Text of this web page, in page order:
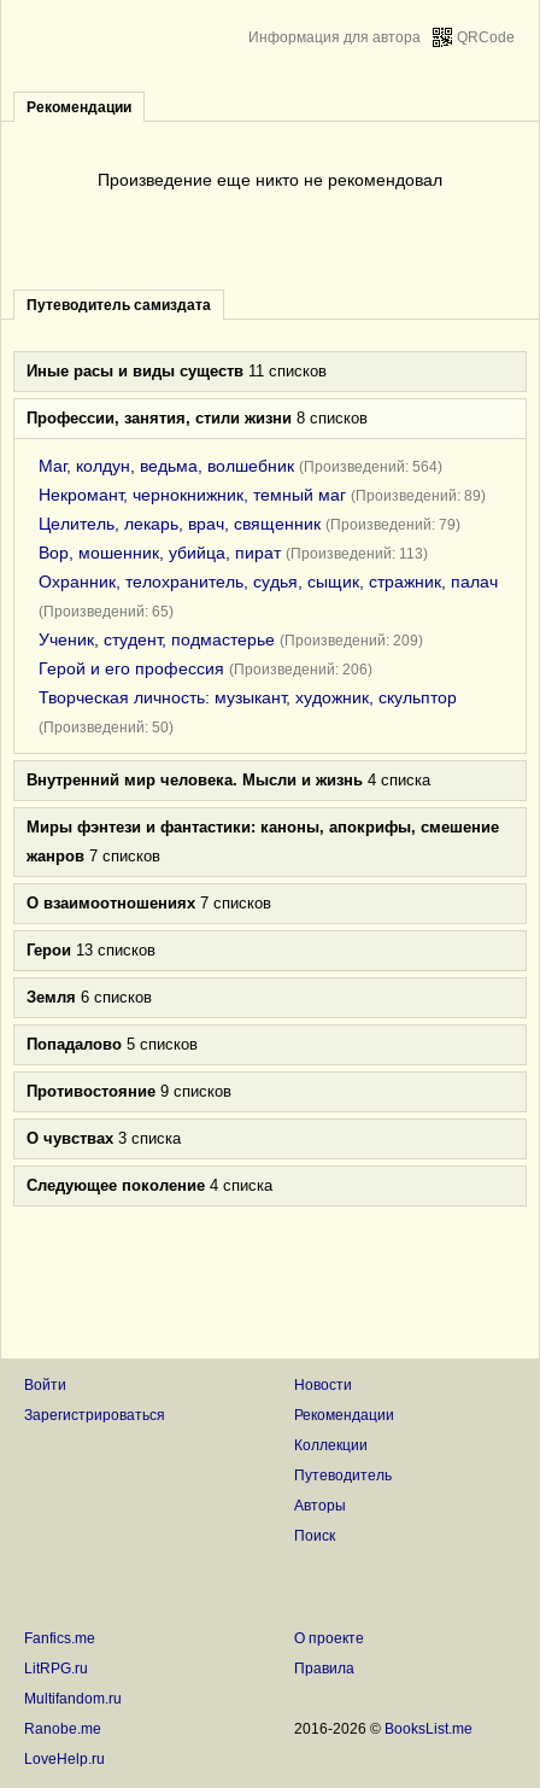
QRCode
Информация для автора
Рекомендации
Произведение еще никто не рекомендовал
Путеводитель самиздата
Иные расы и виды существ 11 списков
Профессии, занятия, стили жизни 8 списков
Маг, колдун, ведьма, волшебник (Произведений: 564)
Некромант, чернокнижник, темный маг (Произведений: 89)
Целитель, лекарь, врач, священник (Произведений: 79)
Вор, мошенник, убийца, пират (Произведений: 113)
Охранник, телохранитель, судья, сыщик, стражник, палач
(Произведений: 65)
Ученик, студент, подмастерье (Произведений: 209)
Герой и его профессия (Произведений: 206)
Творческая личность: музыкант, художник, скульптор
(Произведений: 50)
Внутренний мир человека. Мысли и жизнь 4 списка
Миры фэнтези и фантастики: каноны, апокрифы, смешение
жанров 7 списков
О взаимоотношениях 7 списков
Герои 13 списков
Земля 6 списков
Попадалово 5 списков
Противостояние 9 списков
О чувствах 3 списка
Следующее поколение 4 списка
Войти
Зарегистрироваться
Новости
Рекомендации
Коллекции
Путеводитель
Авторы
Поиск
Fanfics.me
LitRPG.ru
Multifandom.ru
Ranobe.me
LoveHelp.ru
О проекте
Правила
2016-2026 © BooksList.me